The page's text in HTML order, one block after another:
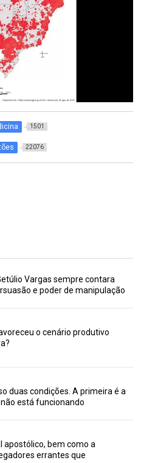
1501
22076
Vargas sempre contara
e poder de manipulação
o cenário produtivo
duas condições. A primeira é a
está funcionando
apostólico, bem como a
errantes que